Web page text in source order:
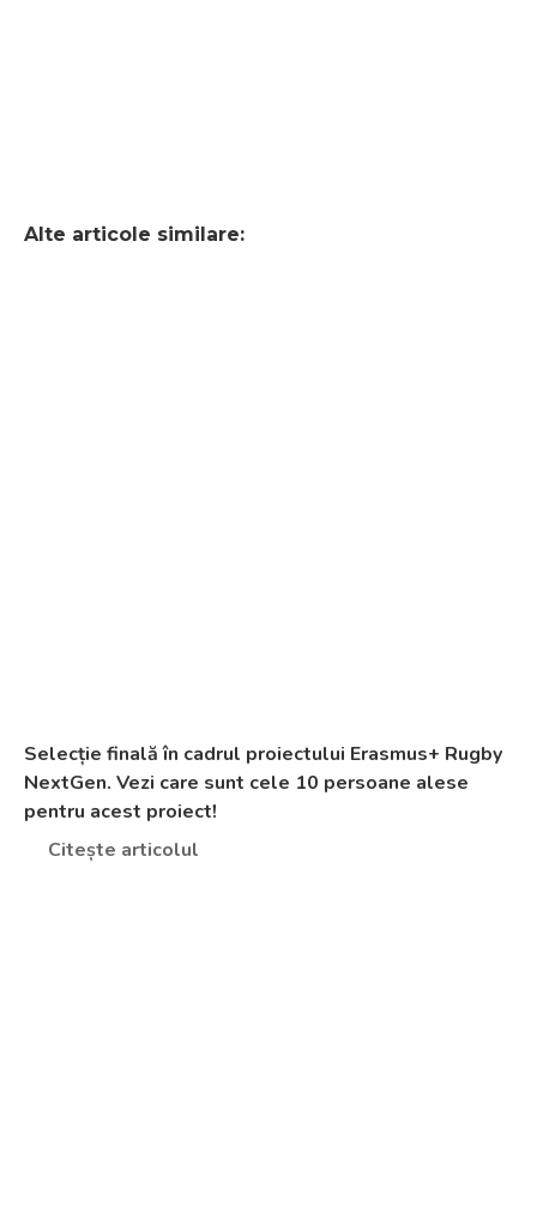
Alte articole similare:
Selecție finală în cadrul proiectului Erasmus+ Rugby
NextGen. Vezi care sunt cele 10 persoane alese
pentru acest proiect!
Citește articolul